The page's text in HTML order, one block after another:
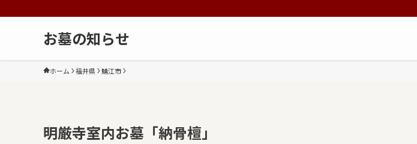
お墓の知らせ
ホーム 福井県 鯖江市
明厳寺室内お墓「納骨檀」